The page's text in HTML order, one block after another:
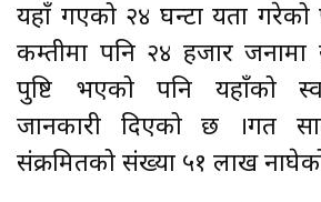
यहाँ गएको २४ घन्टा यता गरेको
कम्तीमा पनि २४ हजार
पुष्टि भएको पनि यहाँको
जानकारी दिएको छ ।गत
संक्रमितको संख्या ५१ लाख